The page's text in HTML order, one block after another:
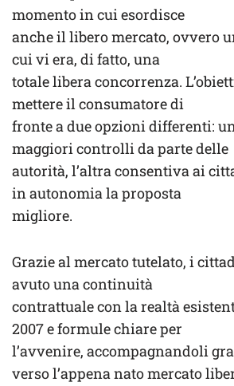
momento in cui esordisce
anche il libero mercato, ovvero
cui vi era, di fatto, una
totale libera concorrenza.
mettere il consumatore di
fronte a due opzioni differenti:
maggiori controlli da parte delle
autorità, l’altra consentiva ai
in autonomia la proposta
migliore.
Grazie al mercato tutelato, i
avuto una continuità
contrattuale con la realtà
2007 e formule chiare per
l’avvenire, accompagnandoli
verso l’appena nato mercato